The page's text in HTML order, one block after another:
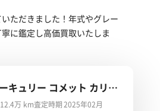
ただきました！年式やグレー
に鑑定し高価買取いたしま
キュリー コメット カリエ
万 km査定時期 2025年02月